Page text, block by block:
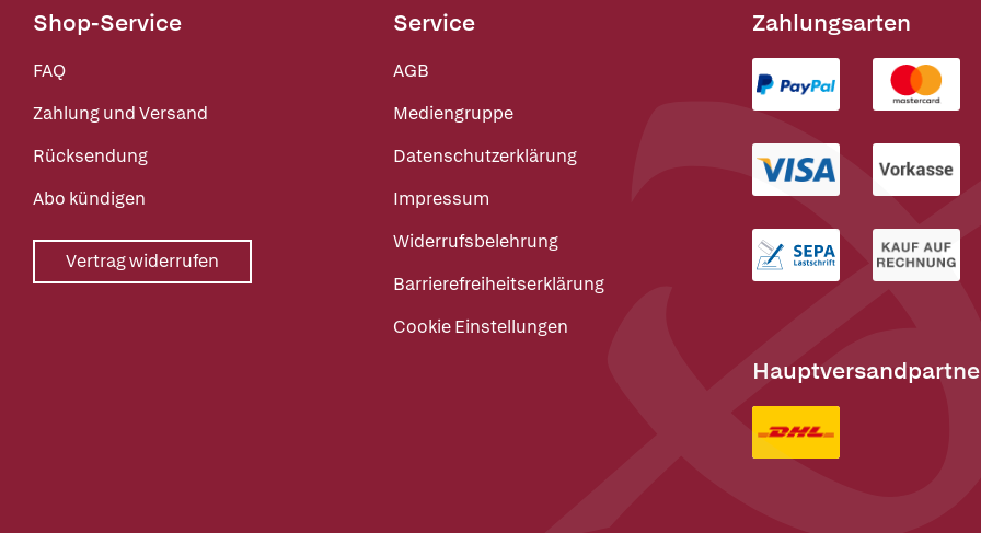
Shop-Service
FAQ
Zahlung und Versand
Rücksendung
Abo kündigen
Vertrag widerrufen
Service
AGB
Mediengruppe
Datenschutzerklärung
Impressum
Widerrufsbelehrung
Barrierefreiheitserklärung
Cookie Einstellungen
Zahlungsarten